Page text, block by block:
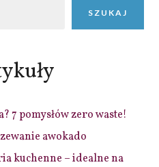
SZUKAJ
7 pomysłów zero waste!
awokado
kuchenne – idealne na